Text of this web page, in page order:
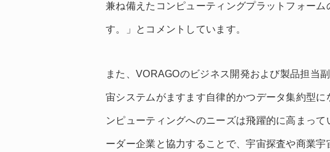
兼ね備えたコンピューティングプラットフォーム
す。」とコメントしています。
また、VORAGOのビジネス開発および製品担当
宙システムがますます自律的かつデータ集約型
ンピューティングへのニーズは飛躍的に高まっ
ーダー企業と協力することで、宇宙探査や商業